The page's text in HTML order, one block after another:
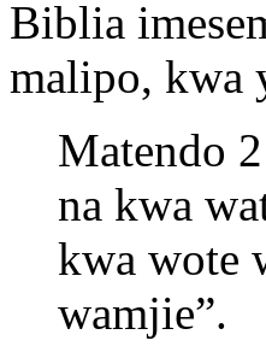
Biblia
malipo, kwa
Matendo
na kwa
kwa wote
wamjie”.